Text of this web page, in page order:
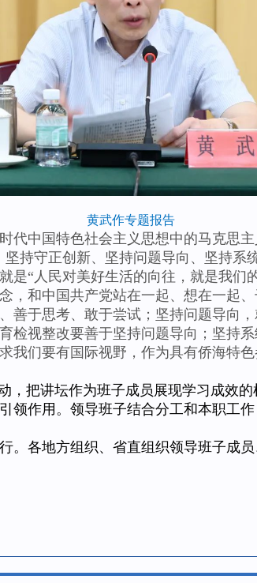
黄武作专题报告
中国特色社会主义思想中的马克思主
持守正创新、坚持问题导向、坚持系
是“人民对美好生活的向往，就是我们
，和中国共产党站在一起、想在一起
善于思考、敢于尝试；坚持问题导向
检视整改要善于坚持问题导向；坚持
我们要有国际视野，作为具有侨海特
把讲坛作为班子成员展现学习成效的
领作用。领导班子结合分工和本职工
各地方组织、省直组织领导班子成员